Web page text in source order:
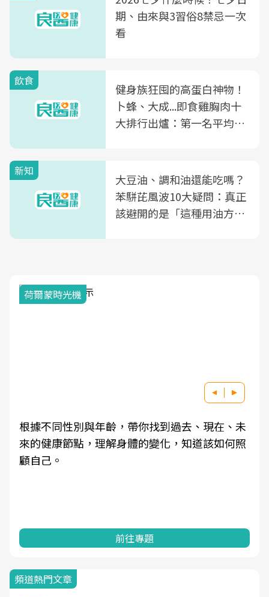
期、由來與3習俗8禁忌一次
看
飲食
健身族狂囤的高蛋白神物！
卜蜂、大成...即食雞胸肉十
大排行出爐：第一名平均一
新知
大豆油、調和油還能吃嗎？
苯駢芘風波10大疑問：真正
該避開的是「這種用油方
荷爾蒙時光機
根據不同性別與年齡，帶你找到過去、現在、未
來的健康節點，理解身體的變化，知道該如何照
顧自己。
前往專題
頻道熱門文章